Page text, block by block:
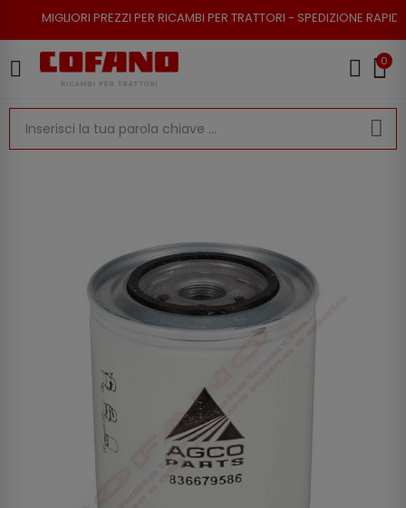
PREZZI PER RICAMBI PER TRATTORI - SPEDIZIONE RAPIDA - RESO
0